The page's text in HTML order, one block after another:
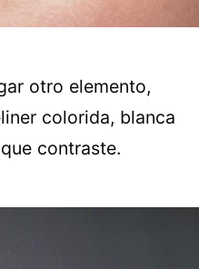
otro elemento,
colorida, blanca
contraste.